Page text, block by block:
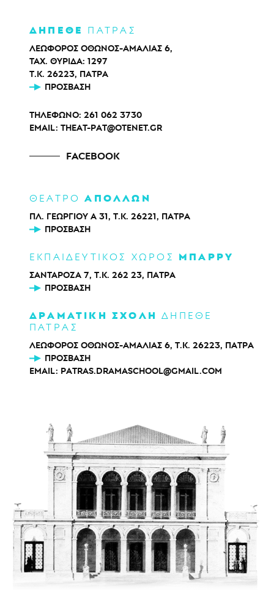
ΔΗΠΕΘΕ ΠΑΤΡΑΣ
ΛΕΩΦΟΡΟΣ ΟΘΩΝΟΣ-ΑΜΑΛΙΑΣ 6,
ΤΑΧ. ΘΥΡΙΔΑ: 1297
Τ.Κ. 26223, ΠΑΤΡΑ
ΠΡΌΣΒΑΣΗ
ΤΗΛΕΦΩΝΟ: 261 062 3730
EMAIL: THEAT-PAT@OTENET.GR
FACEBOOK
ΘΕΑΤΡΟΑΠΟΛΛΩΝ
ΠΛ. ΓΕΩΡΓΙΟΥ Α 31, Τ.Κ. 26221, ΠΑΤΡΑ
ΠΡΌΣΒΑΣΗ
ΕΚΠΑΙΔΕΥΤΙΚΟΣ ΧΩΡΟΣ ΜΠΑΡΡΥ
ΣΑΝΤΑΡΟΖΑ 7, Τ.Κ. 262 23, ΠΑΤΡΑ
ΠΡΌΣΒΑΣΗ
ΔΡΑΜΑΤΙΚΗ ΣΧΟΛΗ ΔΗΠΕΘΕ
ΠΑΤΡΑΣ
ΛΕΩΦΟΡΟΣ ΟΘΩΝΟΣ-ΑΜΑΛΙΑΣ 6, Τ.Κ. 26223, ΠΑΤΡΑ
ΠΡΌΣΒΑΣΗ
EMAIL: PATRAS.DRAMASCHOOL@GMAIL.COM